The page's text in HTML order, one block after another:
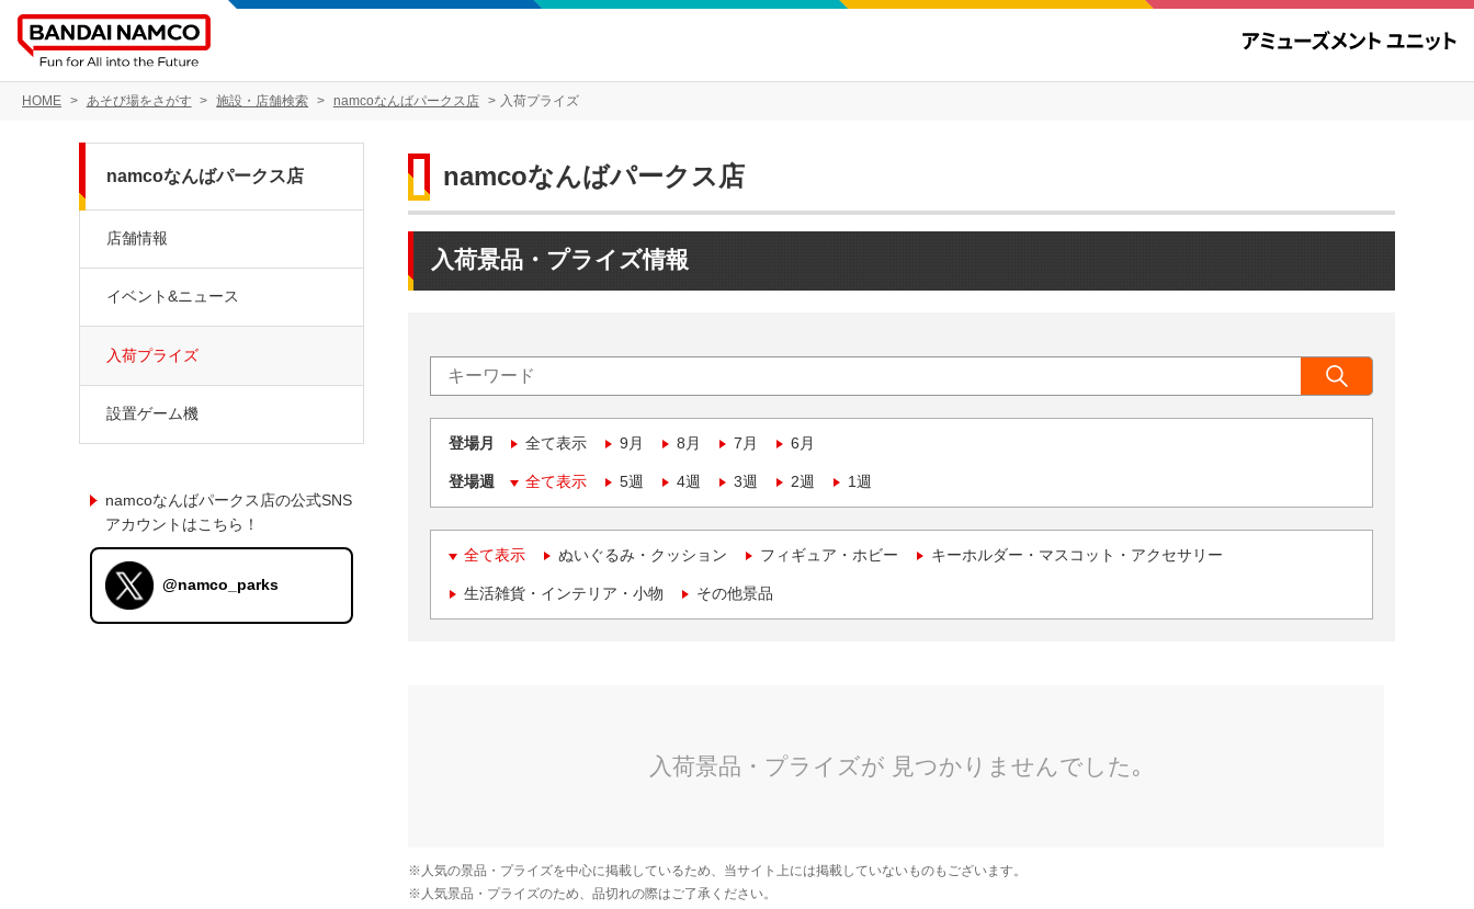
HOME あそび場をさがす 施設・店舗検索 namcoなんばパークス店 入荷プライズ
namcoなんばパークス店
入荷景品・プライズ情報
登場月 全て表示 9月 8月 7月 6月
登場週 全て表示 5週 4週 3週 2週 1週
全て表示 ぬいぐるみ・クッション フィギュア・ホビー キーホルダー・マスコット・アクセサリー
生活雑貨・インテリア・小物 その他景品
namcoなんばパークス店
店舗情報
イベント&ニュース
入荷プライズ
設置ゲーム機
namcoなんばパークス店の公式SNS
アカウントはこちら！
@namco_parks